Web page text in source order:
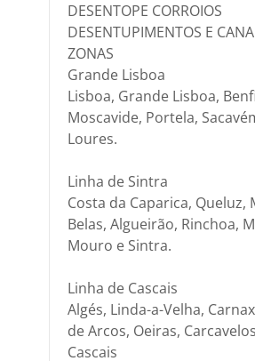
DESENTOPE CORROIOS
DESENTUPIMENTOS E
ZONAS
Grande Lisboa
Lisboa, Grande Lisboa,
Moscavide, Portela,
Loures.
Linha de Sintra
Costa da Caparica, Queluz,
Belas, Algueirão, Rinchoa,
Mouro e Sintra.
Linha de Cascais
Algés, Linda-a-Velha,
de Arcos, Oeiras,
Cascais